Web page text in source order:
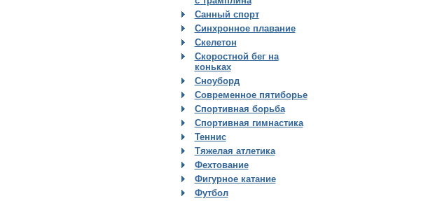
Санный спорт
Синхронное плавание
Скелетон
Скоростной бег на
коньках
Сноуборд
Современное пятиборье
Спортивная борьба
Спортивная гимнастика
Теннис
Тяжелая атлетика
Фехтование
Фигурное катание
Футбол